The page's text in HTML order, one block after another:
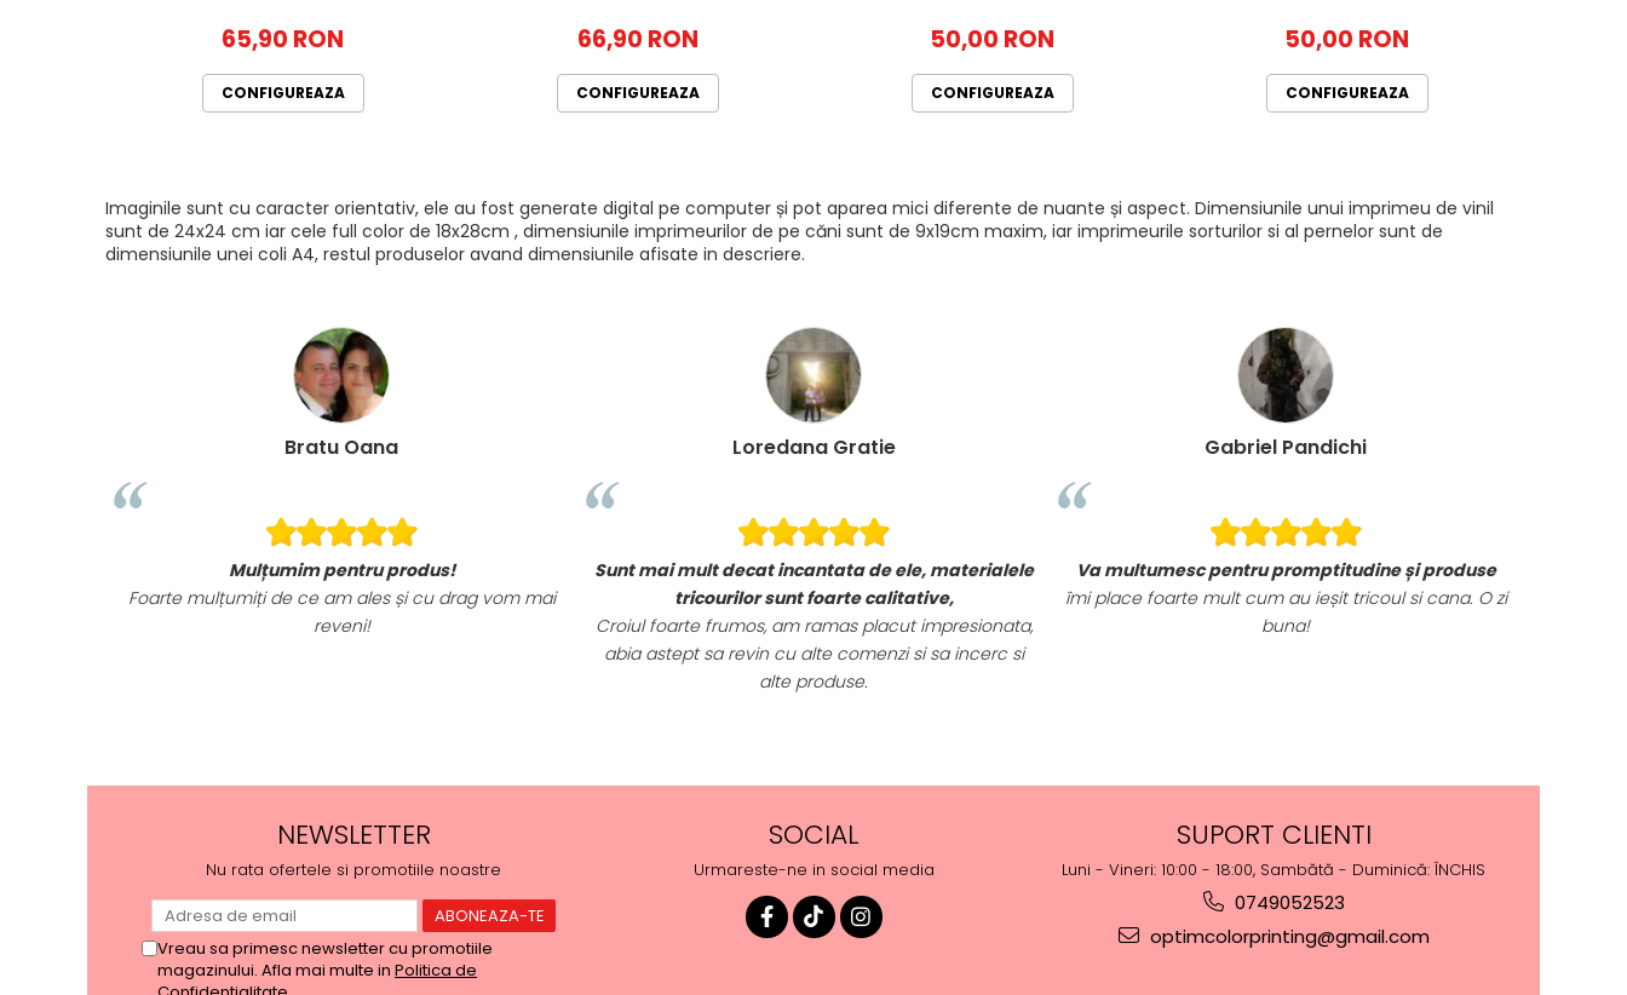
65,90 RON
CONFIGUREAZA
66,90 RON
CONFIGUREAZA
50,00 RON
CONFIGUREAZA
50,00 RON
CONFIGUREAZA
Imaginile sunt cu caracter orientativ, ele au fost generate digital pe computer și pot aparea mici diferente de nuante și aspect. Dimensiunile unui imprimeu de vinil
sunt de 24x24 cm iar cele full color de 18x28cm , dimensiunile imprimeurilor de pe căni sunt de 9x19cm maxim, iar imprimeurile sorturilor si al pernelor sunt de
dimensiunile unei coli A4, restul produselor avand dimensiunile afisate in descriere.
Bratu Oana
Mulțumim pentru produs!
Foarte mulțumiți de ce am ales și cu drag vom mai
reveni!
Loredana Gratie
Sunt mai mult decat incantata de ele, materialele
tricourilor sunt foarte calitative,
Croiul foarte frumos, am ramas placut impresionata,
abia astept sa revin cu alte comenzi si sa incerc si
alte produse.
Gabriel Pandichi
Va multumesc pentru promptitudine și produse
îmi place foarte mult cum au ieșit tricoul si cana. O zi
buna!
NEWSLETTER
Nu rata ofertele si promotiile noastre
Vreau sa primesc newsletter cu promotiile
magazinului. Afla mai multe in Politica de
SOCIAL
Urmareste-ne in social media
SUPORT CLIENTI
Luni - Vineri: 10:00 - 18:00, Sambătă - Duminică: ÎNCHIS
0749052523
optimcolorprinting@gmail.com